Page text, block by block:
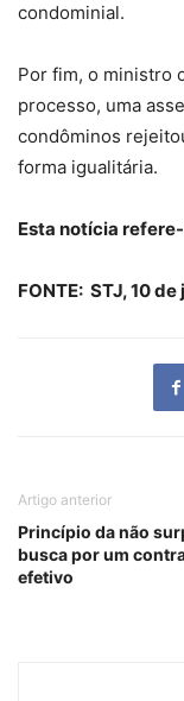
condominial.
Por fim, o ministro
processo, uma
condôminos
forma igualitária.
Esta notícia
FONTE: STJ, 10
Artigo anterior
Princípio da não
busca por um
efetivo